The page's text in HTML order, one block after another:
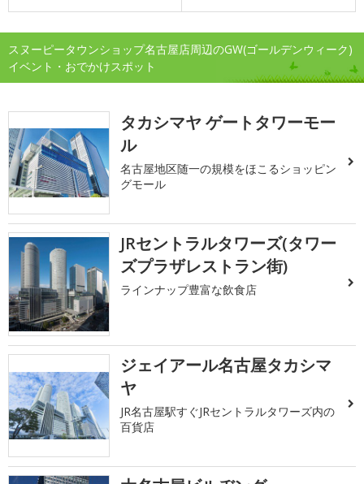
スヌーピータウンショップ名古屋店周辺のGW(ゴールデンウィーク)
イベント・おでかけスポット
タカシマヤ ゲートタワーモー
ル
名古屋地区随一の規模をほこるショッピン
グモール
JRセントラルタワーズ(タワー
ズプラザレストラン街)
ラインナップ豊富な飲食店
ジェイアール名古屋タカシマ
ヤ
JR名古屋駅すぐJRセントラルタワーズ内の
百貨店